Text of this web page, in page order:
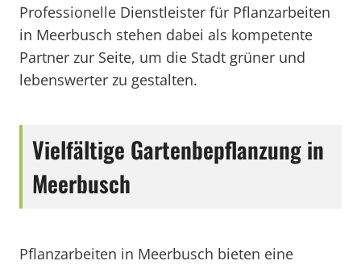
Professionelle Dienstleister für Pflanzarbeiten
in Meerbusch stehen dabei als kompetente
Partner zur Seite, um die Stadt grüner und
lebenswerter zu gestalten.
Vielfältige Gartenbepflanzung in
Meerbusch
Pflanzarbeiten in Meerbusch bieten eine